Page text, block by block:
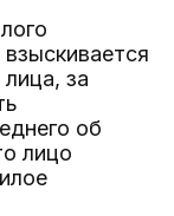
за
об
лицо